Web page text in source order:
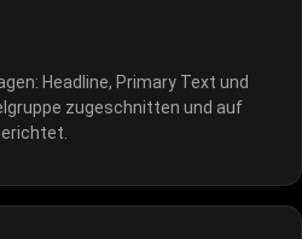
Headline, Primary Text und
zugeschnitten und auf